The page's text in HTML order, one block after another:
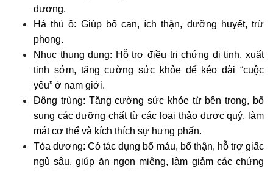
dương.
Hà thủ ô: Giúp bổ can, ích thận, dưỡng huyết, trừ
phong.
Nhục thung dung: Hỗ trợ điều trị chứng di tinh, xuất
tinh sớm, tăng cường sức khỏe để kéo dài “cuộc
yêu” ở nam giới.
Đông trùng: Tăng cường sức khỏe từ bên trong, bổ
sung các dưỡng chất từ các loại thảo dược quý, làm
mát cơ thể và kích thích sự hưng phấn.
Tỏa dương: Có tác dụng bổ máu, bổ thận, hỗ trợ giấc
ngủ sâu, giúp ăn ngon miệng, làm giảm các chứng